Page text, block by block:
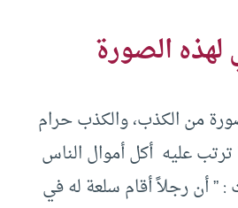
الصورة
من الكذب، والكذب حرام
ترتب عليه أكل أموال الناس
” أن رجلاً أقام سلعة له في